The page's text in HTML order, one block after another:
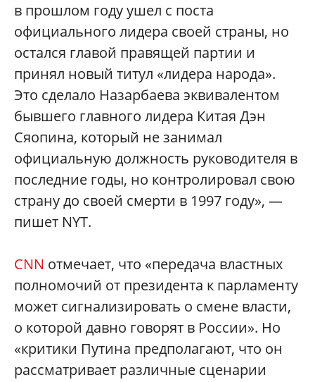
в прошлом году ушел с поста
официального лидера своей страны, но
остался главой правящей партии и
принял новый титул «лидера народа».
Это сделало Назарбаева эквивалентом
бывшего главного лидера Китая Дэн
Сяопина, который не занимал
официальную должность руководителя в
последние годы, но контролировал свою
страну до своей смерти в 1997 году», —
пишет NYT.
CNN отмечает, что «передача властных
полномочий от президента к парламенту
может сигнализировать о смене власти,
о которой давно говорят в России». Но
«критики Путина предполагают, что он
рассматривает различные сценарии